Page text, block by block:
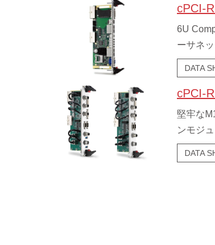
cPCI-
6U
ーサネ
DATA
cPCI-
堅牢な
ンモジ
DATA